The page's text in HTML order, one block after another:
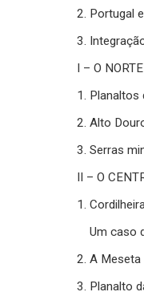
2. Portugal
3.
I – O
1. Planaltos
2. Alto
3. Serras
II – O
1.
Um caso
2. A Meseta
3. Planalto